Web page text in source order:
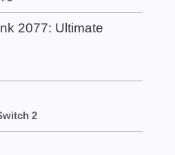
2077: Ultimate
2